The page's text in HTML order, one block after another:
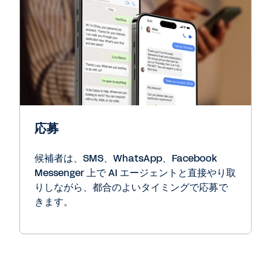
応募
候補者は、SMS、WhatsApp、Facebook
Messenger 上で AI エージェントと直接やり取
りしながら、都合のよいタイミングで応募で
きます。